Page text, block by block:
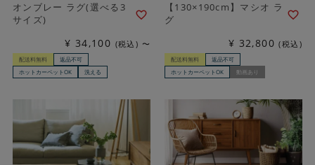
オンブレー ラグ(選べる3
サイズ)
¥ 34,100 税込 〜
配送料無料
返品不可
ホットカーペットOK
洗える
【130×190cm】マシオ ラ
グ
¥ 32,800 税込
配送料無料
返品不可
ホットカーペットOK
動画あり